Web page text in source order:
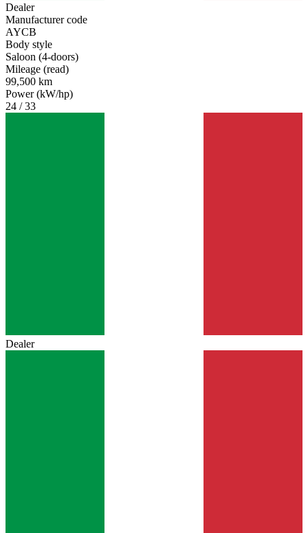
Dealer
Manufacturer code
AYCB
Body style
Saloon (4-doors)
Mileage (read)
99,500 km
Power (kW/hp)
24 / 33
Dealer